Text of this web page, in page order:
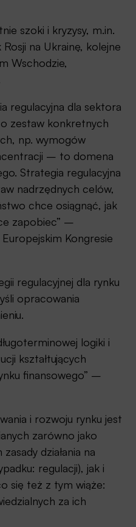
szoki i kryzysy, m.in.
na Ukrainę, kolejne
Wschodzie,
regulacyjna dla sektora
zestaw konkretnych
np. wymogów
– to domena
Strategia regulacyjna
nadrzędnych celów,
chce osiągnąć, jak
zapobiec” –
Kongresie
regulacyjnej dla rynku
opracowania
logiki i
kształtujących
finansowego” –
i rozwoju rynku jest
zarówno jako
działania na
regulacji), jak i
się też z tym wiąże:
za ich